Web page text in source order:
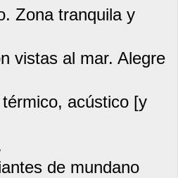
Zona tranquila y
vistas al mar. Alegre
acústico [y
de mundano